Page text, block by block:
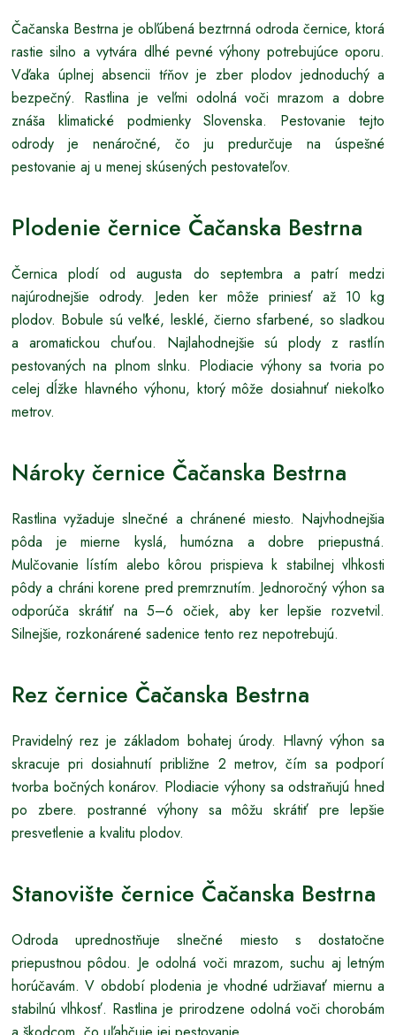
Čačanska Bestrna je obľúbená beztrnná odroda černice, ktorá
rastie silno a vytvára dlhé pevné výhony potrebujúce oporu.
Vďaka úplnej absencii tŕňov je zber plodov jednoduchý a
bezpečný. Rastlina je veľmi odolná voči mrazom a dobre
znáša klimatické podmienky Slovenska. Pestovanie tejto
odrody je nenáročné, čo ju predurčuje na úspešné
pestovanie aj u menej skúsených pestovateľov.
Plodenie černice Čačanska Bestrna
Černica plodí od augusta do septembra a patrí medzi
najúrodnejšie odrody. Jeden ker môže priniesť až 10 kg
plodov. Bobule sú veľké, lesklé, čierno sfarbené, so sladkou
a aromatickou chuťou. Najlahodnejšie sú plody z rastlín
pestovaných na plnom slnku. Plodiacie výhony sa tvoria po
celej dĺžke hlavného výhonu, ktorý môže dosiahnuť niekoľko
metrov.
Nároky černice Čačanska Bestrna
Rastlina vyžaduje slnečné a chránené miesto. Najvhodnejšia
pôda je mierne kyslá, humózna a dobre priepustná.
Mulčovanie lístím alebo kôrou prispieva k stabilnej vlhkosti
pôdy a chráni korene pred premrznutím. Jednoročný výhon sa
odporúča skrátiť na 5–6 očiek, aby ker lepšie rozvetvil.
Silnejšie, rozkonárené sadenice tento rez nepotrebujú.
Rez černice Čačanska Bestrna
Pravidelný rez je základom bohatej úrody. Hlavný výhon sa
skracuje pri dosiahnutí približne 2 metrov, čím sa podporí
tvorba bočných konárov. Plodiacie výhony sa odstraňujú hneď
po zbere. postranné výhony sa môžu skrátiť pre lepšie
presvetlenie a kvalitu plodov.
Stanovište černice Čačanska Bestrna
Odroda uprednostňuje slnečné miesto s dostatočne
priepustnou pôdou. Je odolná voči mrazom, suchu aj letným
horúčavám. V období plodenia je vhodné udržiavať miernu a
stabilnú vlhkosť. Rastlina je prirodzene odolná voči chorobám